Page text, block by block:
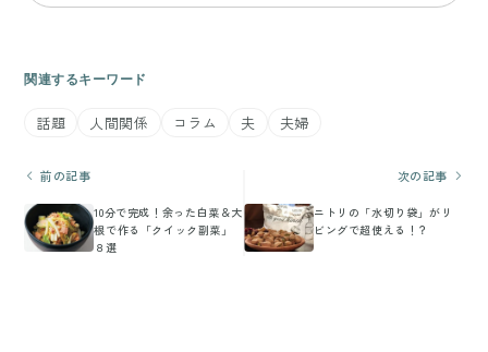
関連するキーワード
話題 人間関係 コラム 夫 夫婦
前の記事
10分で完成！余った白菜＆大
根で作る「クイック副菜」
８選
次の記事
ニトリの「水切り袋」がリ
ビングで超使える！？